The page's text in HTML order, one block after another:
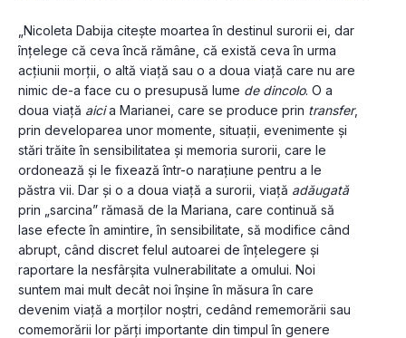
„Nicoleta Dabija citește moartea în destinul surorii ei, dar
înțelege că ceva încă rămâne, că există ceva în urma
acțiunii morții, o altă viață sau o a doua viață care nu are
nimic de-a face cu o presupusă lume de dincolo. O a
doua viață aici a Marianei, care se produce prin transfer,
prin developarea unor momente, situații, evenimente și
stări trăite în sensibilitatea și memoria surorii, care le
ordonează și le fixează într-o narațiune pentru a le
păstra vii. Dar și o a doua viață a surorii, viață adăugată
prin „sarcina” rămasă de la Mariana, care continuă să
lase efecte în amintire, în sensibilitate, să modifice când
abrupt, când discret felul autoarei de înțelegere și
raportare la nesfârșita vulnerabilitate a omului. Noi
suntem mai mult decât noi înșine în măsura în care
devenim viață a morților noștri, cedând rememorării sau
comemorării lor părți importante din timpul în genere